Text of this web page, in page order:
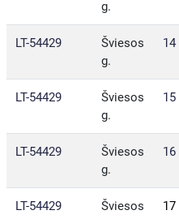
g.
LT-54429
Šviesos
g.
14
LT-54429
Šviesos
g.
15
LT-54429
Šviesos
g.
16
LT-54429
Šviesos
17